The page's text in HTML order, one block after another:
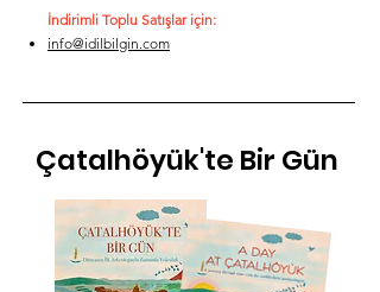
İndirimli Toplu Satışlar için:
info@idilbilgin.com
Çatalhöyük'te Bir Gün